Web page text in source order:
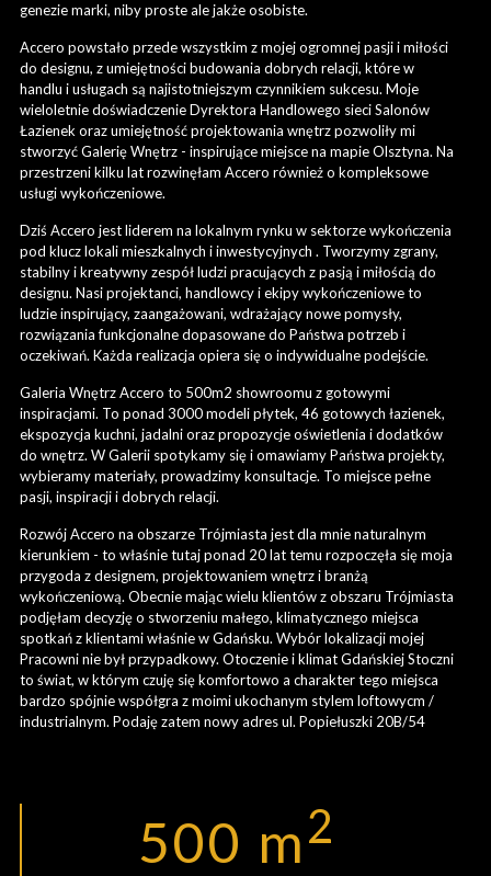
genezie marki, niby proste ale jakże osobiste.
Accero powstało przede wszystkim z mojej ogromnej pasji i miłości
do designu, z umiejętności budowania dobrych relacji, które w
handlu i usługach są najistotniejszym czynnikiem sukcesu. Moje
wieloletnie doświadczenie Dyrektora Handlowego sieci Salonów
Łazienek oraz umiejętność projektowania wnętrz pozwoliły mi
stworzyć Galerię Wnętrz - inspirujące miejsce na mapie Olsztyna. Na
przestrzeni kilku lat rozwinęłam Accero również o kompleksowe
usługi wykończeniowe.
Dziś Accero jest liderem na lokalnym rynku w sektorze wykończenia
pod klucz lokali mieszkalnych i inwestycyjnych . Tworzymy zgrany,
stabilny i kreatywny zespół ludzi pracujących z pasją i miłością do
designu. Nasi projektanci, handlowcy i ekipy wykończeniowe to
ludzie inspirujący, zaangażowani, wdrażający nowe pomysły,
rozwiązania funkcjonalne dopasowane do Państwa potrzeb i
oczekiwań. Każda realizacja opiera się o indywidualne podejście.
Galeria Wnętrz Accero to 500m2 showroomu z gotowymi
inspiracjami. To ponad 3000 modeli płytek, 46 gotowych łazienek,
ekspozycja kuchni, jadalni oraz propozycje oświetlenia i dodatków
do wnętrz. W Galerii spotykamy się i omawiamy Państwa projekty,
wybieramy materiały, prowadzimy konsultacje. To miejsce pełne
pasji, inspiracji i dobrych relacji.
Rozwój Accero na obszarze Trójmiasta jest dla mnie naturalnym
kierunkiem - to właśnie tutaj ponad 20 lat temu rozpoczęła się moja
przygoda z designem, projektowaniem wnętrz i branżą
wykończeniową. Obecnie mając wielu klientów z obszaru Trójmiasta
podjęłam decyzję o stworzeniu małego, klimatycznego miejsca
spotkań z klientami właśnie w Gdańsku. Wybór lokalizacji mojej
Pracowni nie był przypadkowy. Otoczenie i klimat Gdańskiej Stoczni
to świat, w którym czuję się komfortowo a charakter tego miejsca
bardzo spójnie współgra z moimi ukochanym stylem loftowycm /
industrialnym. Podaję zatem nowy adres ul. Popiełuszki 20B/54
500 m2